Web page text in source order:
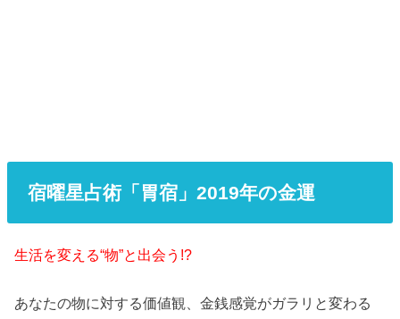
宿曜星占術「胃宿」2019年の金運
生活を変える“物”と出会う!?
あなたの物に対する価値観、金銭感覚がガラリと変わる